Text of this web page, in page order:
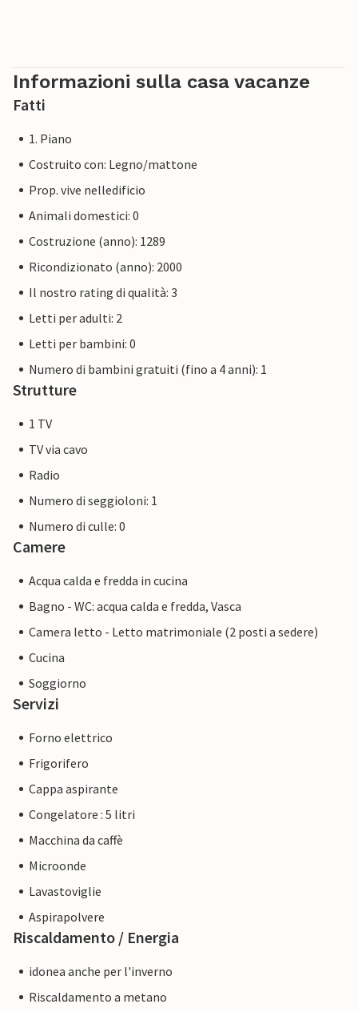
Informazioni sulla casa vacanze
Fatti
1. Piano
Costruito con: Legno/mattone
Prop. vive nelledificio
Animali domestici: 0
Costruzione (anno): 1289
Ricondizionato (anno): 2000
Il nostro rating di qualità: 3
Letti per adulti: 2
Letti per bambini: 0
Numero di bambini gratuiti (fino a 4 anni): 1
Strutture
1 TV
TV via cavo
Radio
Numero di seggioloni: 1
Numero di culle: 0
Camere
Acqua calda e fredda in cucina
Bagno - WC: acqua calda e fredda, Vasca
Camera letto - Letto matrimoniale (2 posti a sedere)
Cucina
Soggiorno
Servizi
Forno elettrico
Frigorifero
Cappa aspirante
Congelatore : 5 litri
Macchina da caffè
Microonde
Lavastoviglie
Aspirapolvere
Riscaldamento / Energia
idonea anche per l'inverno
Riscaldamento a metano